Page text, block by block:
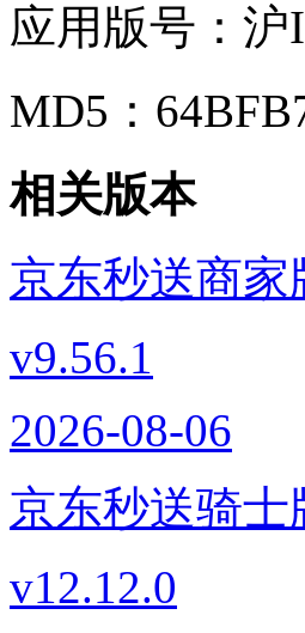
应用版号： 沪
MD5：
相关版本
京东秒送商家
v9.56.1
2026-08-06
京东秒送骑士
v12.12.0